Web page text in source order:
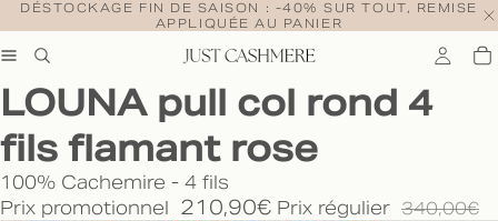
DÉSTOCKAGE FIN DE SAISON : -40% SUR TOUT, REMISE
APPLIQUÉE AU PANIER
LOUNA pull col rond 4
fils flamant rose
100% Cachemire - 4 fils
Prix promotionnel 210,90€ Prix régulier 340,00€